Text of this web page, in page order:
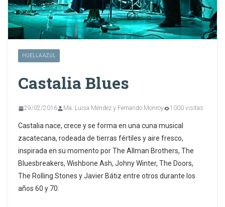
HUELLA AZUL
Castalia Blues
29/02/2016 Ma. Luisa Méndez y Fernando Monroy 1000 visitas
Castalia nace, crece y se forma en una cuna musical
zacatecana, rodeada de tierras fértiles y aire fresco,
inspirada en su momento por The Allman Brothers, The
Bluesbreakers, Wishbone Ash, Johny Winter, The Doors,
The Rolling Stones y Javier Bátiz entre otros durante los
años 60 y 70.